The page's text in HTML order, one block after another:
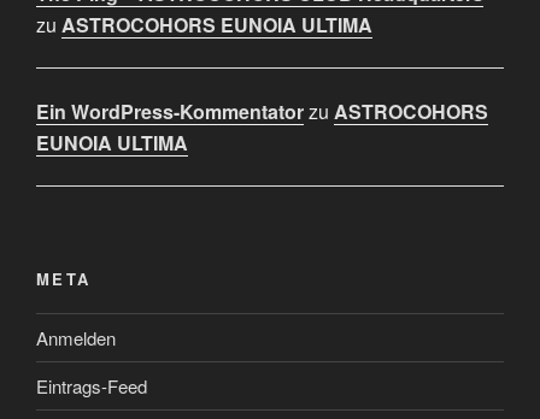
zu ASTROCOHORS EUNOIA ULTIMA
Ein WordPress-Kommentatorzu ASTROCOHORS
EUNOIA ULTIMA
META
Anmelden
Eintrags-Feed